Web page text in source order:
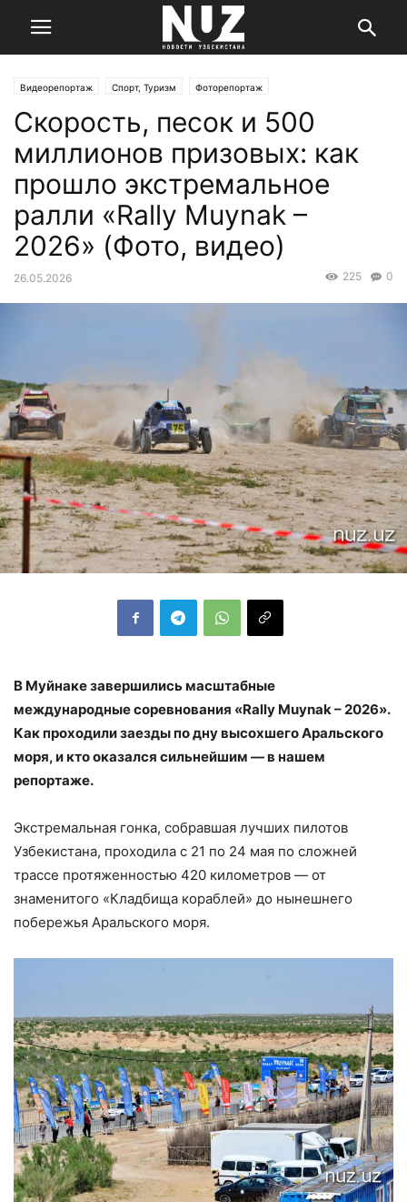
Видеорепортаж Спорт, Туризм Фоторепортаж
Скорость, песок и 500
миллионов призовых: как
прошло экстремальное
ралли «Rally Muynak –
2026» (Фото, видео)
26.05.2026 0
225
В Муйнаке завершились масштабные
международные соревнования «Rally Muynak – 2026».
Как проходили заезды по дну высохшего Аральского
моря, и кто оказался сильнейшим — в нашем
репортаже.
Экстремальная гонка, собравшая лучших пилотов
Узбекистана, проходила с 21 по 24 мая по сложней
трассе протяженностью 420 километров — от
знаменитого «Кладбища кораблей» до нынешнего
побережья Аральского моря.